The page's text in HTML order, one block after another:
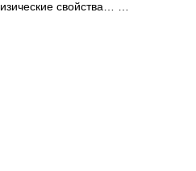
свойства… …